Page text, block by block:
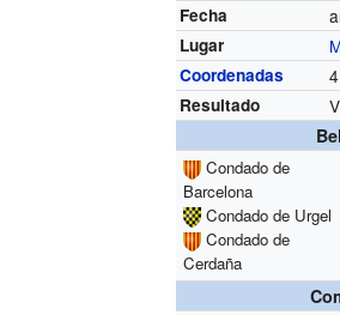
Fecha
Lugar
Coordenadas
Resultado
Condado de
Barcelona
Condado de Urgel
Condado de
Cerdaña